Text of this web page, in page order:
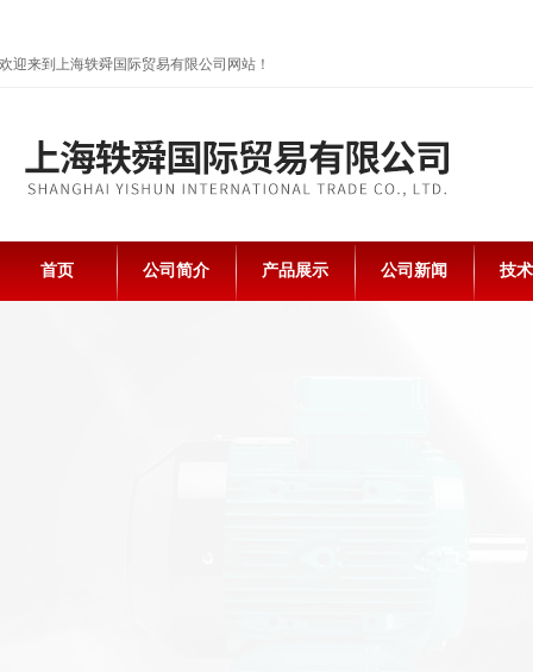
欢迎来到上海轶舜国际贸易有限公司网站！
首页 公司简介 产品展示 公司新闻 技